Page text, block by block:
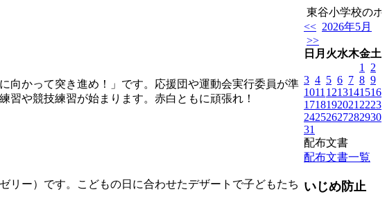
東谷小学校のホ
かって突き進め！」です。応援団や運動会実行委員が準
や競技練習が始まります。赤白ともに頑張れ！
ー）です。こどもの日に合わせたデザートで子どもたち
<< 2026年5月
>>
日 月 火水木金土
1
2
3 4 5 6 7 8 9
1011 1213141516
1718192021 2223
24252627282930
31
配布文書
配布文書一覧
いじめ防止